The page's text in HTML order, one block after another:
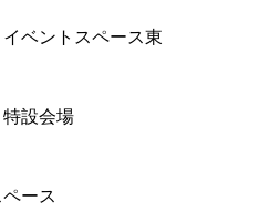
ベントスペース東
設会場
ース